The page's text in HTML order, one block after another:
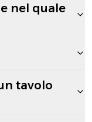
nel quale
tavolo